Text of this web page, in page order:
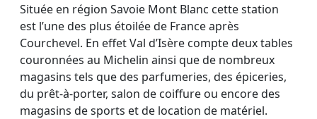
Située en région Savoie Mont Blanc cette station
est l’une des plus étoilée de France après
Courchevel. En effet Val d’Isère compte deux tables
couronnées au Michelin ainsi que de nombreux
magasins tels que des parfumeries, des épiceries,
du prêt-à-porter, salon de coiffure ou encore des
magasins de sports et de location de matériel.